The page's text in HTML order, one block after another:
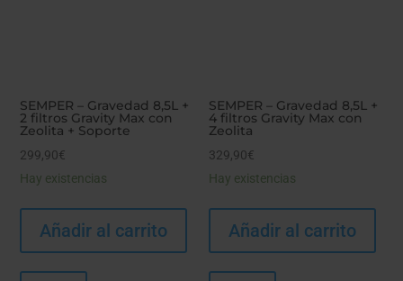
SEMPER – Gravedad 8,5L +
2 filtros Gravity Max con
Zeolita + Soporte
299,90€
Hay existencias
Añadir al carrito
SEMPER – Gravedad 8,5L +
4 filtros Gravity Max con
Zeolita
329,90€
Hay existencias
Añadir al carrito